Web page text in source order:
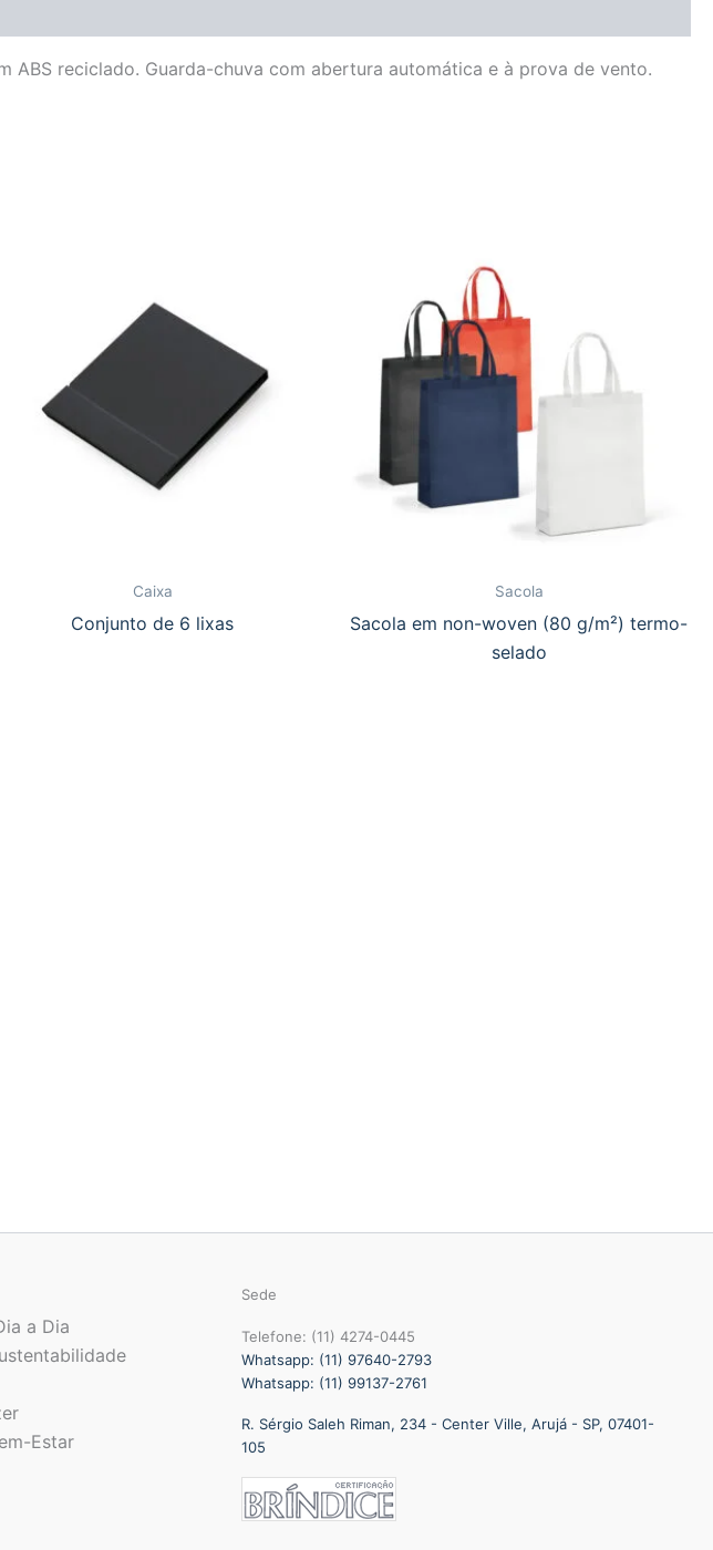
ABS reciclado. Guarda-chuva com abertura automática e à prova de vento.
Caixa
Conjunto de 6 lixas
Sacola
Sacola em non-woven (80 g/m²) termo-
selado
a Dia
Estar
Sede
Telefone: (11) 4274-0445
Whatsapp: (11) 97640-2793
Whatsapp: (11) 99137-2761
R. Sérgio Saleh Riman, 234 - Center Ville, Arujá - SP, 07401-
105